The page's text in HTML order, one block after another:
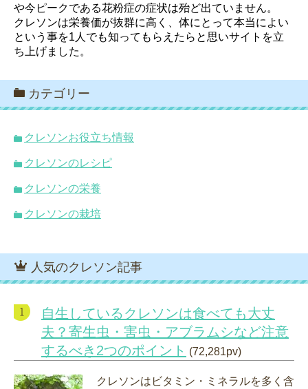
や今ピークである花粉症の症状は殆ど出ていません。
クレソンは栄養価が抜群に高く、体にとって本当によい
という事を1人でも知ってもらえたらと思いサイトを立
ち上げました。
カテゴリー
クレソンお役立ち情報
クレソンのレシピ
クレソンの栄養
クレソンの栽培
人気のクレソン記事
自生しているクレソンは食べても大丈
夫？寄生虫・害虫・アブラムシなど注意
するべき2つのポイント (72,281pv)
クレソンはビタミン・ミネラルを多く含